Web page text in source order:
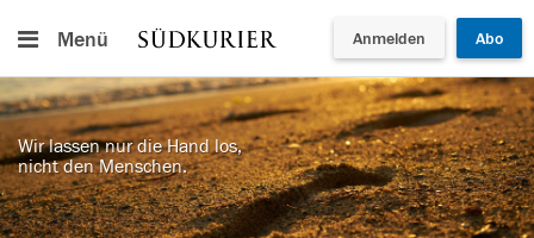
Menü Anmelden Abo
Wir lassen nur die Hand los,
nicht den Menschen.